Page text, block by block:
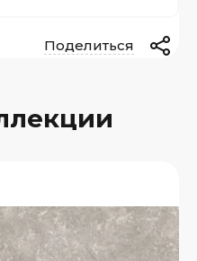
Поделиться